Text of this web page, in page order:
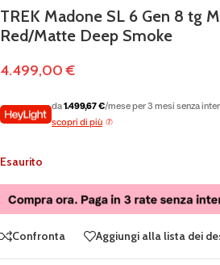
TREK Madone SL 6 Gen 8 tg
Red/Matte Deep Smoke
4.499,00€
da1.499,67 €/mese per 3 mesi senza
scopri di più
Esaurito
Confronta Aggiungi alla lista dei